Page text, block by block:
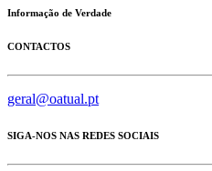
Informação de Verdade
CONTACTOS
geral@oatual.pt
SIGA-NOS NAS REDES SOCIAIS